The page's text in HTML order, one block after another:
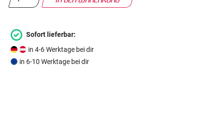
Sofort lieferbar:
in 4-6 Werktage bei dir
in 6-10 Werktage bei dir